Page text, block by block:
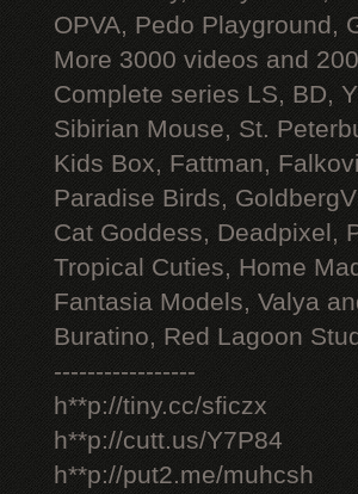
OPVA, Pedo Playground,
More 3000 videos and
Complete series LS, BD,
Sibirian Mouse, St.
Kids Box, Fattman,
Paradise Birds,
Cat Goddess, Deadpixel,
Tropical Cuties, Home
Fantasia Models, Valya
Buratino, Red Lagoon
-----------------
h**p://tiny.cc/sficzx
h**p://cutt.us/Y7P84
h**p://put2.me/muhcsh